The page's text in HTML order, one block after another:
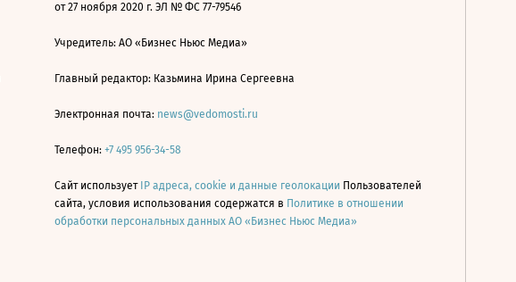
от 27 ноября 2020 г. ЭЛ № ФС 77-79546
Учредитель: АО «Бизнес Ньюс Медиа»
Главный редактор: Казьмина Ирина Сергеевна
Электронная почта: news@vedomosti.ru
Телефон: +7 495 956-34-58
Сайт использует IP адреса, cookie и данные геолокации Пользователей
сайта, условия использования содержатся в Политике в отношении
обработки персональных данных АО «Бизнес Ньюс Медиа»